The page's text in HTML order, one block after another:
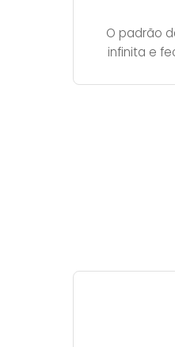
O padrão
infinita e